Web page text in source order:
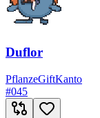
Duflor
PflanzeGiftKanto
#045